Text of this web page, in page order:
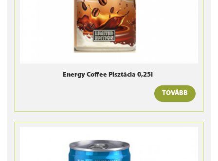
Energy Coffee Pisztácia 0,25l
TOVÁBB